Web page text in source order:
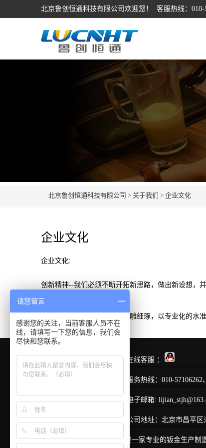
北京鲁创恒通科技有限公司欢迎您！ 客服热线：010-
北京鲁创恒通科技有限公司 > 关于我们 > 企业文化
企业文化
企业文化:
创新精神--我们必须不断开拓新思路，做出新设想，
匠人精神--我们必须对产品精雕细琢，以专业化的水
在线客服 ：
服务热线：010-57106262
电子邮箱:
公司地址：北京市昌平
北京鲁创恒通科技有限公司是一家专业的钣金生产制
请您留言
感谢您的关注，当前客服人员不在
线，请填写一下您的信息，我们会
尽快和您联系。